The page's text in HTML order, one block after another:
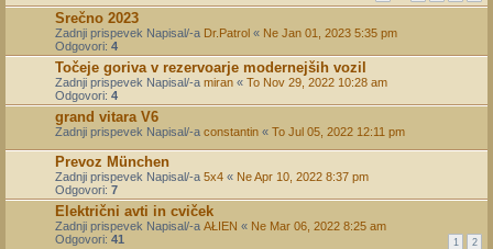
Srečno 2023
Zadnji prispevek Napisal/-a Dr.Patrol « Ne Jan 01, 2023 5:35 pm
Odgovori: 4
Točeje goriva v rezervoarje modernejših vozil
Zadnji prispevek Napisal/-a miran « To Nov 29, 2022 10:28 am
Odgovori: 4
grand vitara V6
Zadnji prispevek Napisal/-a constantin « To Jul 05, 2022 12:11 pm
Prevoz München
Zadnji prispevek Napisal/-a 5x4 « Ne Apr 10, 2022 8:37 pm
Odgovori: 7
Električni avti in cviček
Zadnji prispevek Napisal/-a AŁIEN « Ne Mar 06, 2022 8:25 am
Odgovori: 41 1 2